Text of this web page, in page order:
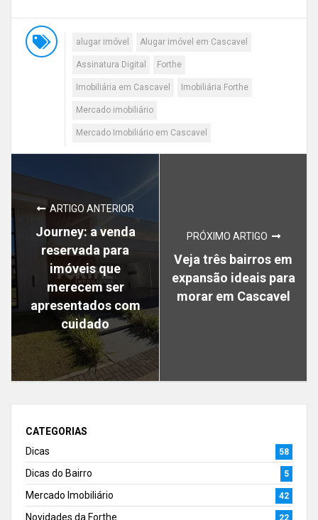
alugar imóvel Alugar imóvel em Cascavel
Assinatura Digital Forthe
Imobiliária em Cascavel Imobiliária Forthe
Mercado imobiliário
Mercado Imobiliário em Cascavel
ARTIGO ANTERIOR
Journey: a venda
reservada para
imóveis que
merecem ser
apresentados com
cuidado
PRÓXIMO ARTIGO
Veja três bairros em
expansão ideais para
morar em Cascavel
CATEGORIAS
Dicas
58
Dicas do Bairro 5
Mercado Imobiliário 42
Novidades da Forthe 22